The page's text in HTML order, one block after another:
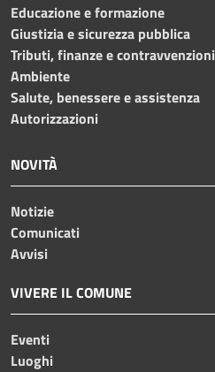
Educazione e formazione
Giustizia e sicurezza pubblica
Tributi, finanze e contravvenzioni
Ambiente
Salute, benessere e assistenza
Autorizzazioni
NOVITÀ
Notizie
Comunicati
Avvisi
VIVERE IL COMUNE
Eventi
Luoghi